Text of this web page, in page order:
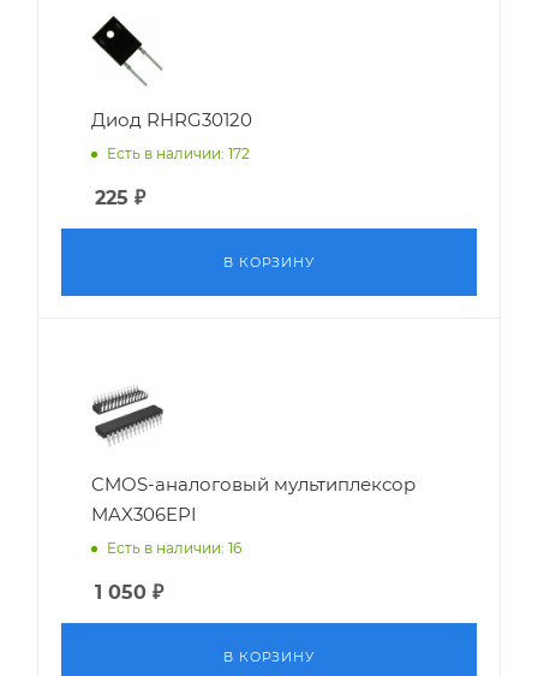
Диод RHRG30120
Есть в наличии: 172
225 ₽
В КОРЗИНУ
CMOS-аналоговый мультиплексор
MAX306EPI
Есть в наличии: 16
1 050 ₽
В КОРЗИНУ